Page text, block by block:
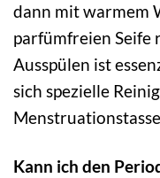
dann mit warmem
parfümfreien Seife
Ausspülen ist
sich spezielle
Kann ich den